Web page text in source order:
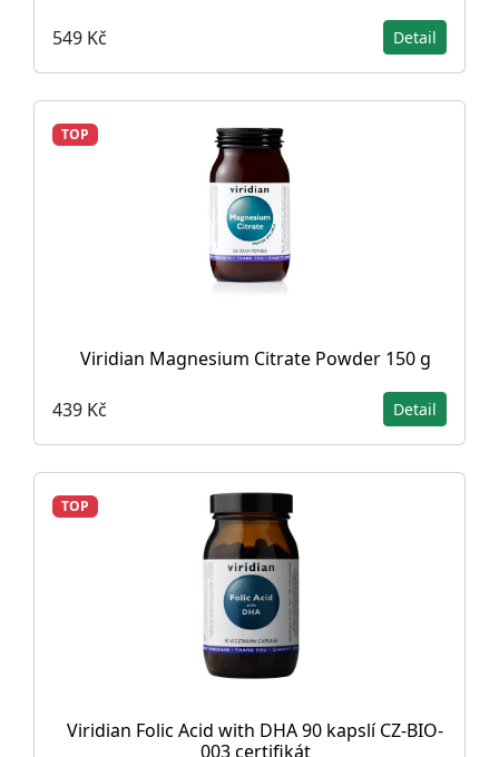
549 Kč Detail
TOP
Viridian Magnesium Citrate Powder 150 g
439 Kč Detail
TOP
Viridian Folic Acid with DHA 90 kapslí CZ-BIO-
003 certifikát